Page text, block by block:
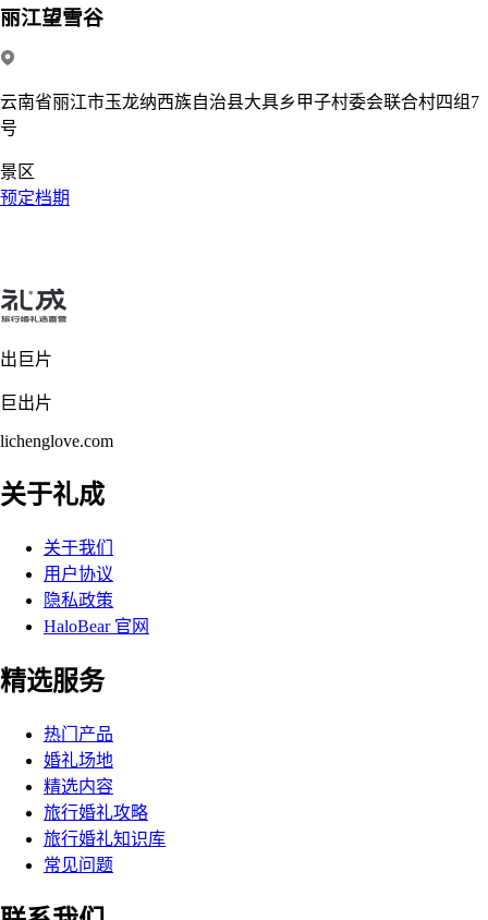
丽江望雪谷
云南省丽江市玉龙纳西族自治县大具乡甲子村委会联合村四组7
号
景区
预定档期
出巨片
巨出片
lichenglove.com
关于礼成
关于我们
用户协议
隐私政策
HaloBear 官网
精选服务
热门产品
婚礼场地
精选内容
旅行婚礼攻略
旅行婚礼知识库
常见问题